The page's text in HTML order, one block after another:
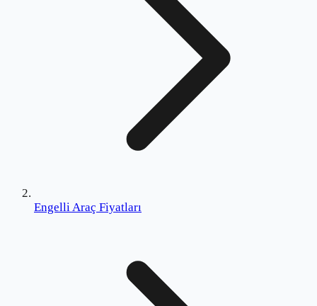
Engelli Araç Fiyatları